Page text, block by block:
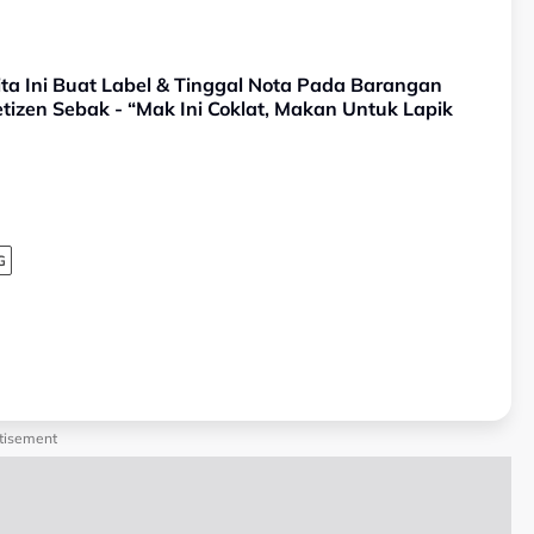
Ini Buat Label & Tinggal Nota Pada Barangan
Sebak - “Mak Ini Coklat, Makan Untuk Lapik